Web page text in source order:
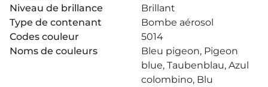
Niveau de brillance
Brillant
Type de contenant
Bombe aérosol
Codes couleur
5014
Noms de couleurs
Bleu pigeon, Pigeon
blue, Taubenblau, Azul
colombino, Blu